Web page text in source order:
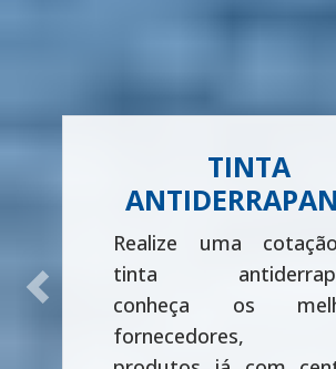
TINTA
Realize uma
tinta
conheça os
fornecedores,
Previous